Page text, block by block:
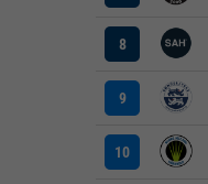
8
9
10